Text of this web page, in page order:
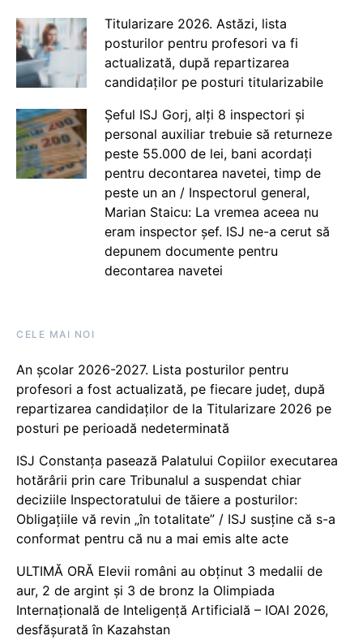
Titularizare 2026. Astăzi, lista
posturilor pentru profesori va fi
actualizată, după repartizarea
candidaților pe posturi titularizabile
Șeful ISJ Gorj, alți 8 inspectori și
personal auxiliar trebuie să returneze
peste 55.000 de lei, bani acordați
pentru decontarea navetei, timp de
peste un an / Inspectorul general,
Marian Staicu: La vremea aceea nu
eram inspector șef. ISJ ne-a cerut să
depunem documente pentru
decontarea navetei
CELE MAI NOI
An școlar 2026-2027. Lista posturilor pentru
profesori a fost actualizată, pe fiecare județ, după
repartizarea candidaților de la Titularizare 2026 pe
posturi pe perioadă nedeterminată
ISJ Constanța pasează Palatului Copiilor executarea
hotărârii prin care Tribunalul a suspendat chiar
deciziile Inspectoratului de tăiere a posturilor:
Obligațiile vă revin „în totalitate” / ISJ susține că s-a
conformat pentru că nu a mai emis alte acte
ULTIMĂ ORĂ Elevii români au obținut 3 medalii de
aur, 2 de argint și 3 de bronz la Olimpiada
Internațională de Inteligență Artificială – IOAI 2026,
desfășurată în Kazahstan